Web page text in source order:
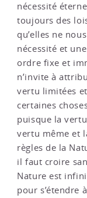
nécessité
toujours des
qu’elles ne
nécessité et
ordre fixe et
n’invite à
vertu limitées
certaines
puisque la
vertu même et
règles de la
il faut croire
Nature est
pour s’étendre